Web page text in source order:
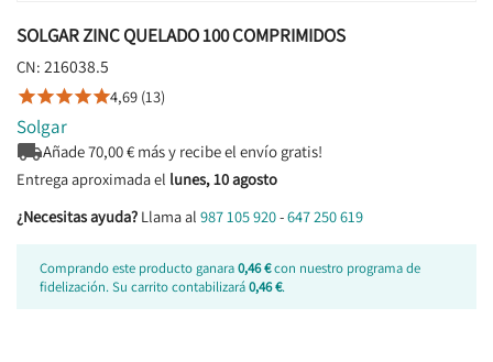
SOLGAR ZINC QUELADO 100 COMPRIMIDOS
CN: 216038.5
4,69 (13)
Solgar
Añade70,00€ más y recibe el envío gratis!
Entrega aproximada el lunes, 10 agosto
¿Necesitas ayuda? Llama al 987 105 920-647 250 619
Comprando este producto ganara0,46 €con nuestro programa de
fidelización. Su carrito contabilizará0,46 €.